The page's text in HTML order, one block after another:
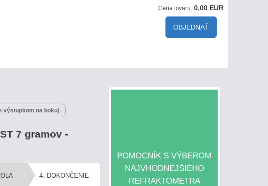
Cena tovaru: 0,00 EUR
OBJEDNAŤ
výstupkom na boku)
7 gramov -
4. DOKONČENIE
POMOCNÍK S VÝBEROM
NAJVHODNEJŠIEHO
REFRAKTOMETRA